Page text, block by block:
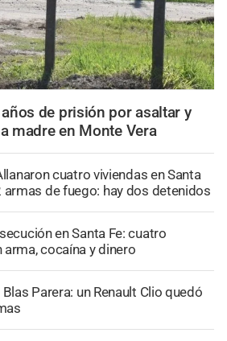
de prisión por asaltar y
madre en Monte Vera
cuatro viviendas en Santa
armas de fuego: hay dos detenidos
en Santa Fe: cuatro
cocaína y dinero
Parera: un Renault Clio quedó